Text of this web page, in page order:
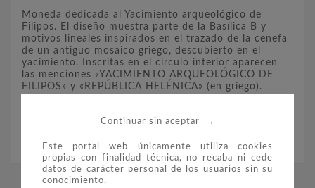
Continuar sin aceptar →
Este portal web únicamente utiliza cookies
propias con finalidad técnica, no recaba ni cede
datos de carácter personal de los usuarios sin su
conocimiento.
Moneda dedicada al Yacimiento arqueológico de
Filipos. El diseño muestra parte de la Basílica B y
motivos lineales inspirados en el trazado de la cenefa
de un antiguo mosaico griego, descubierto en el
yacimiento. Inscritas en el círculo interior aparecen
las menciones «YACIMIENTO ARQUEOLÓGICO DE
FILIPOS» y «REPÚBLICA HELÉNICA» (en griego).
Moneda griega). En la parte inferior, a la izquierda,
Stamatópoulos).